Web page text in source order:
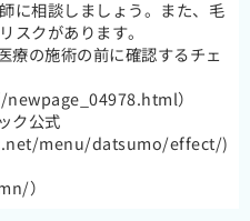
に相談しましょう。また、毛
スクがあります。
の施術の前に確認するチェ
）
ク公式
menu/datsumo/effect/)
）